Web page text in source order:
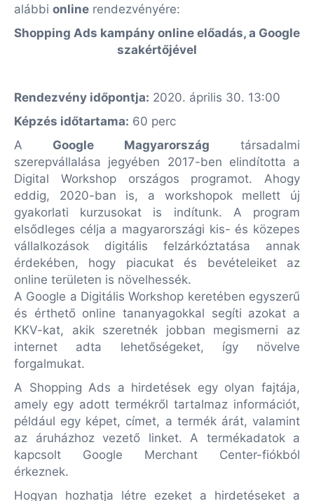
alábbi online rendezvényére:
Shopping Ads kampány online előadás, a Google
szakértőjével
Rendezvény időpontja: 2020. április 30. 13:00
Képzés időtartama: 60 perc
A
Google Magyarország
társadalmi
szerepvállalása jegyében 2017-ben elindította a
Digital Workshop országos programot. Ahogy
eddig, 2020-ban is, a workshopok mellett új
gyakorlati kurzusokat is indítunk. A program
elsődleges célja a magyarországi kis- és közepes
vállalkozások digitális felzárkóztatása annak
érdekében, hogy piacukat és bevételeiket az
online területen is növelhessék.
A Google a Digitális Workshop keretében egyszerű
és érthető online tananyagokkal segíti azokat a
KKV-kat, akik szeretnék jobban megismerni az
internet adta lehetőségeket, így növelve
forgalmukat.
A Shopping Ads a hirdetések egy olyan fajtája,
amely egy adott termékről tartalmaz információt,
például egy képet, címet, a termék árát, valamint
az áruházhoz vezető linket. A termékadatok a
kapcsolt Google Merchant Center-fiókból
érkeznek.
Hogyan hozhatja létre ezeket a hirdetéseket a